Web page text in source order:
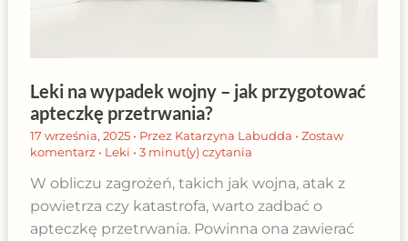
Leki na wypadek wojny – jak przygotować
apteczkę przetrwania?
17 września, 2025 • Przez Katarzyna Labudda • Zostaw
komentarz • Leki • 3 minut(y) czytania
W obliczu zagrożeń, takich jak wojna, atak z
powietrza czy katastrofa, warto zadbać o
apteczkę przetrwania. Powinna ona zawierać